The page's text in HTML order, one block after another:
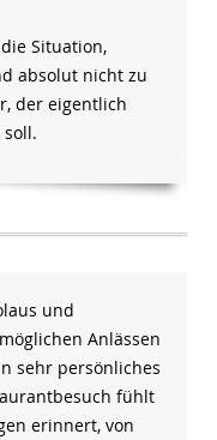
Situation,
absolut nicht zu
der eigentlich
und
Anlässen
sehr persönliches
fühlt
erinnert, von